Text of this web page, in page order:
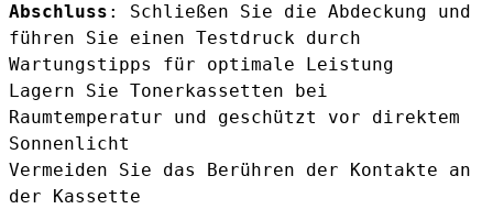
Abschluss : Schließen Sie die Abdeckung und
führen Sie einen Testdruck durch
Wartungstipps für optimale Leistung
Lagern Sie Tonerkassetten bei
Raumtemperatur und geschützt vor direktem
Sonnenlicht
Vermeiden Sie das Berühren der Kontakte an
der Kassette